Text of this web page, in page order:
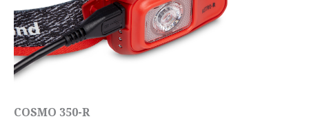
COSMO 350-R